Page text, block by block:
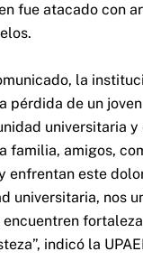
fue atacado con
la
pérdida de un
universitaria y
familia, amigos,
enfrentan este
universitaria, nos
indicó la